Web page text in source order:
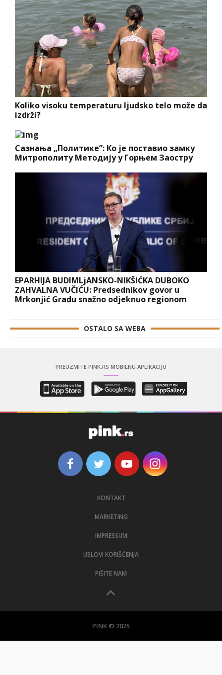
Koliko visoku temperaturu ljudsko telo može da
izdrži?
Сазнања „Политике”: Ко је поставио замку
Митрополиту Методију у Горњем Заостру
EPARHIJA BUDIMLjANSKO-NIKŠIĆKA DUBOKO
ZAHVALNA VUČIĆU: Predsednikov govor u
Mrkonjić Gradu snažno odjeknuo regionom
OSTALO SA WEBA
PREUZMITE PINK.RS MOBILNU APLIKACIJU
KONTAKT
MARKETING
IMPRESSUM
USLOVI KORIŠĆENJA
PIŠITE NAM
PINK © 2025